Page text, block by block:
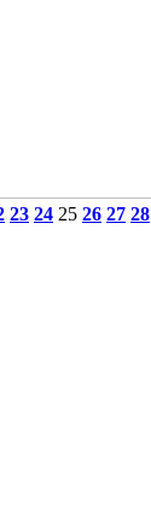
23 24 25 26 27 28